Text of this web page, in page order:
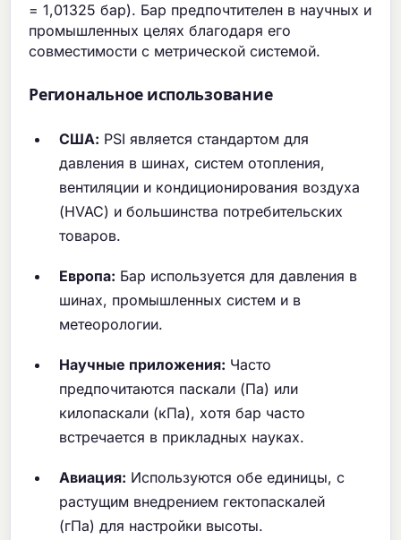
= 1,01325 бар). Бар предпочтителен в научных и
промышленных целях благодаря его
совместимости с метрической системой.
Региональное использование
США: PSI является стандартом для
давления в шинах, систем отопления,
вентиляции и кондиционирования воздуха
(HVAC) и большинства потребительских
товаров.
Европа: Бар используется для давления в
шинах, промышленных систем и в
метеорологии.
Научные приложения: Часто
предпочитаются паскали (Па) или
килопаскали (кПа), хотя бар часто
встречается в прикладных науках.
Авиация: Используются обе единицы, с
растущим внедрением гектопаскалей
(гПа) для настройки высоты.